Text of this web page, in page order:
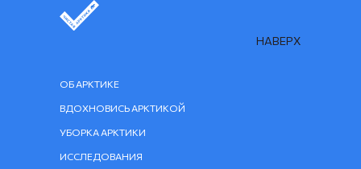
НАВЕРХ
ВДОХНОВИСЬ АРКТИКОЙ
ОБ АРКТИКЕ
ИССЛЕДОВАНИЯ
УБОРКА АРКТИКИ